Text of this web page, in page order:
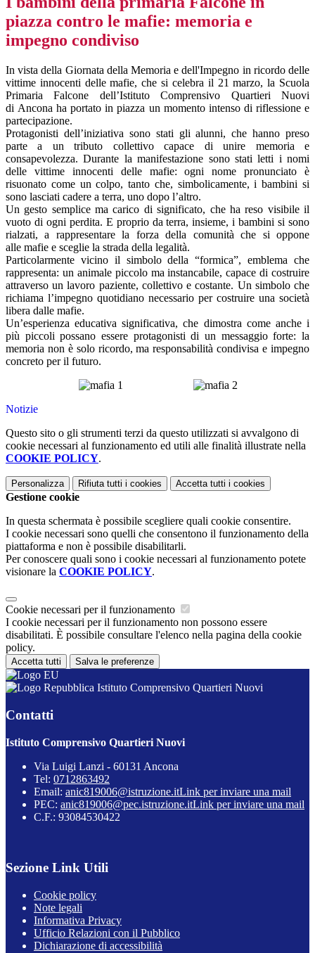
piazza contro le mafie: memoria e
impegno condiviso
In vista della Giornata della Memoria e dell'Impegno in ricordo delle
vittime innocenti delle mafie, che si celebra il 21 marzo, la Scuola
Primaria Falcone dell’Istituto Comprensivo Quartieri Nuovi
di Ancona ha portato in piazza un momento intenso di riflessione e
partecipazione.
Protagonisti dell’iniziativa sono stati gli alunni, che hanno preso
parte a un tributo collettivo capace di unire memoria e
consapevolezza. Durante la manifestazione sono stati letti i nomi
delle vittime innocenti delle mafie: ogni nome pronunciato è
risuonato come un colpo, tanto che, simbolicamente, i bambini si
sono lasciati cadere a terra, uno dopo l’altro.
Un gesto semplice ma carico di significato, che ha reso visibile il
vuoto di ogni perdita. E proprio da terra, insieme, i bambini si sono
rialzati, a rappresentare la forza della comunità che si oppone
alle mafie e sceglie la strada della legalità.
Particolarmente vicino il simbolo della “formica”, emblema che
rappresenta: un animale piccolo ma instancabile, capace di costruire
attraverso un lavoro paziente, collettivo e costante. Un simbolo che
richiama l’impegno quotidiano necessario per costruire una società
libera dalle mafie.
Un’esperienza educativa significativa, che dimostra come anche i
più piccoli possano essere protagonisti di un messaggio forte: la
memoria non è solo ricordo, ma responsabilità condivisa e impegno
concreto per il futuro.
Notizie
Questo sito o gli strumenti terzi da questo utilizzati si avvalgono di
cookie necessari al funzionamento ed utili alle finalità illustrate nella
COOKIE POLICY.
Personalizza Rifiuta tutti i cookies Accetta tutti i cookies
Gestione cookie
In questa schermata è possibile scegliere quali cookie consentire.
I cookie necessari sono quelli che consentono il funzionamento della
piattaforma e non è possibile disabilitarli.
Per conoscere quali sono i cookie necessari al funzionamento potete
visionare la COOKIE POLICY.
Cookie necessari per il funzionamento
I cookie necessari per il funzionamento non possono essere
disabilitati. È possibile consultare l'elenco nella pagina della cookie
policy.
Accetta tutti Salva le preferenze
Istituto Comprensivo Quartieri Nuovi
Contatti
Istituto Comprensivo Quartieri Nuovi
Via Luigi Lanzi - 60131 Ancona
Tel: 0712863492
Email: anic819006@istruzione.itLink per inviare una mail
PEC: anic819006@pec.istruzione.itLink per inviare una mail
C.F.: 93084530422
Sezione Link Utili
Cookie policy
Note legali
Informativa Privacy
Ufficio Relazioni con il Pubblico
Dichiarazione di accessibilità